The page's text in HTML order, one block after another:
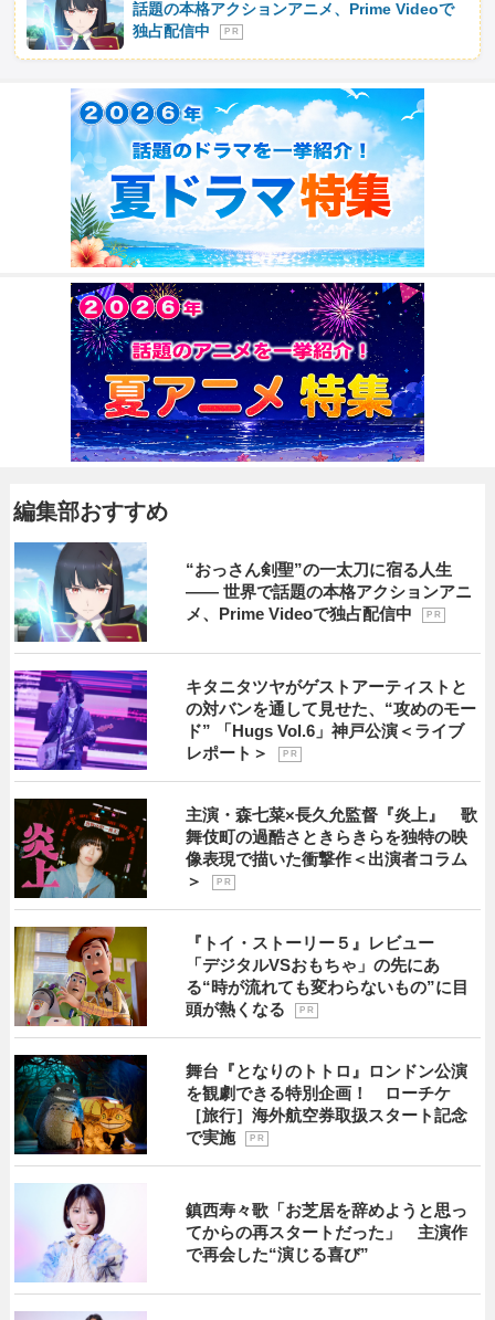
話題の本格アクションアニメ、Prime Videoで
独占配信中
P R
編集部おすすめ
“おっさん剣聖”の一太刀に宿る人生
―― 世界で話題の本格アクションアニ
メ、Prime Videoで独占配信中
P R
キタニタツヤがゲストアーティストと
の対バンを通して見せた、“攻めのモー
ド” 「Hugs Vol.6」神戸公演＜ライブ
レポート＞
P R
主演・森七菜×長久允監督『炎上』 歌
舞伎町の過酷さときらきらを独特の映
像表現で描いた衝撃作＜出演者コラム
＞
P R
『トイ・ストーリー５』レビュー
「デジタルVSおもちゃ」の先にあ
る“時が流れても変わらないもの”に目
頭が熱くなる
P R
舞台『となりのトトロ』ロンドン公演
を観劇できる特別企画！ ローチケ
［旅行］海外航空券取扱スタート記念
で実施
P R
鎮西寿々歌「お芝居を辞めようと思っ
てからの再スタートだった」 主演作
で再会した“演じる喜び”